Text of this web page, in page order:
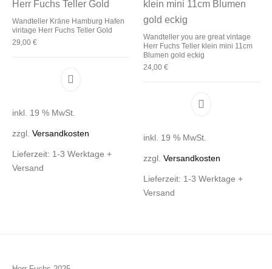
Wandteller Kräne Hamburg Hafen
vintage Herr Fuchs Teller Gold
29,00€
inkl. 19 % MwSt.
zzgl.Versandkosten
Lieferzeit: 1-3 Werktage +
Versand
Wandteller you are great vintage
Herr Fuchs Teller klein mini 11cm
Blumen gold eckig
24,00 €
inkl. 19 % MwSt.
zzgl. Versandkosten
Lieferzeit: 1-3 Werktage +
Versand